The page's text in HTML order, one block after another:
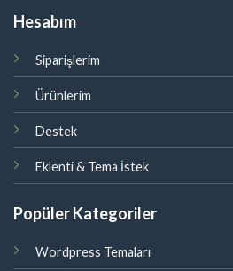
Hesabım
Siparişlerim
Ürünlerim
Destek
Eklenti & Tema İstek
Popüler Kategoriler
Wordpress Temaları